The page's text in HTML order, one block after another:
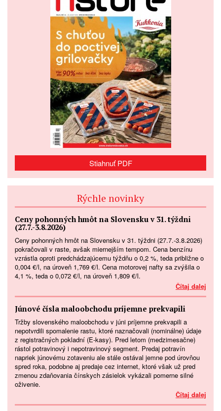
Stiahnuť PDF
Rýchle novinky
Ceny pohonných hmôt na Slovensku v 31. týždni
(27.7.-3.8.2026)
Ceny pohonných hmôt na Slovensku v 31. týždni (27.7.-3.8.2026)
pokračovali v raste, avšak miernejším tempom. Cena benzínu
vzrástla oproti predchádzajúcemu týždňu o 0,2 %, teda približne o
0,004 €/l, na úroveň 1,769 €/l. Cena motorovej nafty sa zvýšila o
4,1 %, teda o 0,072 €/l, na úroveň 1,809 €/l.
Čítaj dalej
Júnové čísla maloobchodu príjemne prekvapili
Tržby slovenského maloobchodu v júni príjemne prekvapili a
nepotvrdili spomalenie rastu, ktoré naznačovali (nominálne) údaje
z registračných pokladní (E-kasy). Pred letom (medzimesačne)
rástol potravinový i nepotravinový segment. Predaj potravín
napriek júnovému zotaveniu ale stále ostával jemne pod úrovňou
spred roka, podobne aj predaje cez internet, ktoré však už pred
zmenou zdaňovania čínskych zásielok vykázali pomerne silné
oživenie.
Čítaj dalej